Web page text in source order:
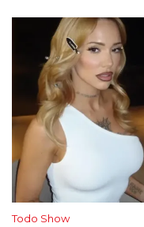
Todo Show